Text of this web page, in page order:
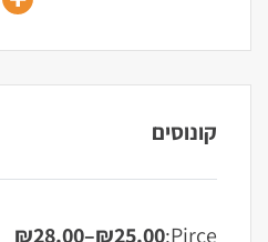
קונוסים
Pirce:
₪25.00
–
₪28.00